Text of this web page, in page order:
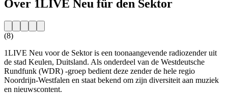
Over 1LIVE Neu für den Sektor
(8)
1LIVE Neu voor de Sektor is een toonaangevende radiozender uit
de stad Keulen, Duitsland. Als onderdeel van de Westdeutsche
Rundfunk (WDR) -groep bedient deze zender de hele regio
Noordrijn-Westfalen en staat bekend om zijn diversiteit aan muziek
en nieuwscontent.